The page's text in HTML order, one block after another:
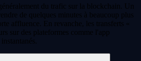
du trafic sur la blockchain. Un
de quelques minutes à beaucoup plus
affluence. En revanche, les transferts «
sur des plateformes comme l'app